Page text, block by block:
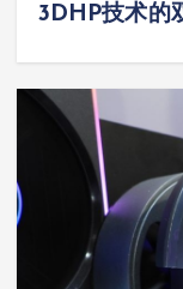
3DHP技术的